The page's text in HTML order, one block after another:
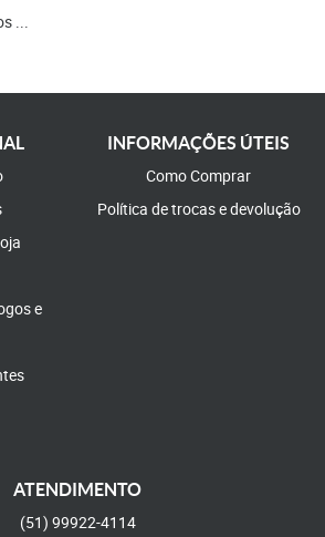
...
e
INFORMAÇÕES ÚTEIS
Como Comprar
Política de trocas e devolução
ATENDIMENTO
(51) 99922-4114